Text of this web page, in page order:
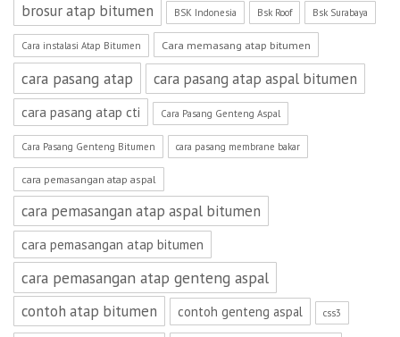
brosur atap bitumen BSK Indonesia Bsk Roof Bsk Surabaya
Cara instalasi Atap Bitumen Cara memasang atap bitumen
cara pasang atap cara pasang atap aspal bitumen
cara pasang atap cti Cara Pasang Genteng Aspal
Cara Pasang Genteng Bitumen cara pasang membrane bakar
cara pemasangan atap aspal
cara pemasangan atap aspal bitumen
cara pemasangan atap bitumen
cara pemasangan atap genteng aspal
contoh atap bitumen contoh genteng aspal css3